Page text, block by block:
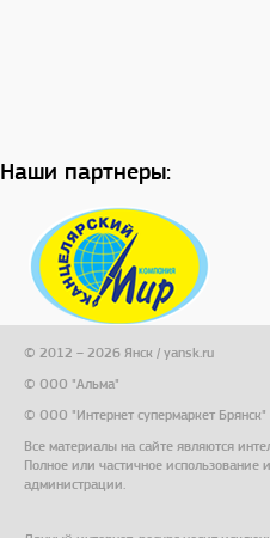
Наши партнеры:
© 2012 – 2026 Янск / yansk.ru
© ООО "Альма"
© ООО "Интернет супермаркет Брянск"
Все материалы на сайте являются
Полное или частичное
администрации.